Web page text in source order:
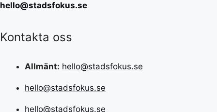
hello@stadsfokus.se
Kontakta oss
Allmänt: hello@stadsfokus.se
hello@stadsfokus.se
hello@stadsfokus.se